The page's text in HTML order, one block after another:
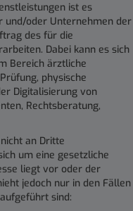
ist es
und/oder Unternehmen der
des für die
Dabei kann es sich
Bereich ärztliche
physische
Digitalisierung von
Rechtsberatung,
an Dritte
um eine gesetzliche
liegt vor oder der
jedoch nur in den Fällen
sind: